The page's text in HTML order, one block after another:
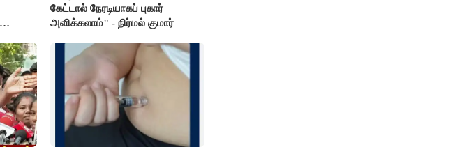
கேட்டால் நேரடியாகப் புகார்
அளிக்கலாம்" - நிர்மல் குமார்